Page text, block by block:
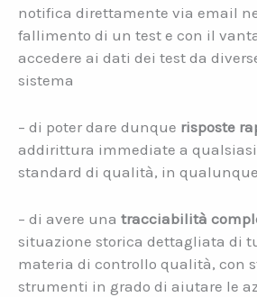
notifica direttamente via email
fallimento di un test e con il
accedere ai dati dei test da
sistema
– di poter dare dunque risposte
addirittura immediate a
standard di qualità, in
– di avere una tracciabilità
situazione storica dettagliata di
materia di controllo qualità, con
strumenti in grado di aiutare le